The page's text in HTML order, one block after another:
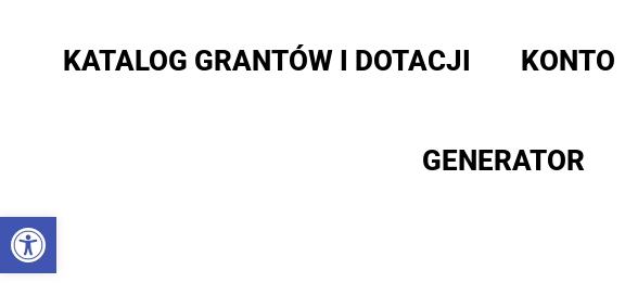
Otwórz pasek narzędzi
KATALOG GRANTÓW I DOTACJI KONTO
GENERATOR